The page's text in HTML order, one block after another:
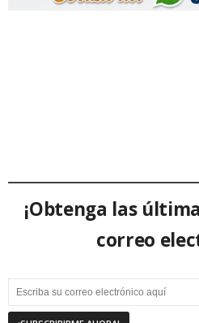
¡Obtenga las
correo